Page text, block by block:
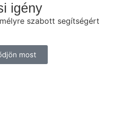
igény
szabott segítségért
most